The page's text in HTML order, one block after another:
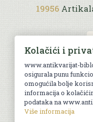
19956
Kolačići i
www.antikvarijat-
osigurala punu
omogućila bolje
informacija o
podataka na
Više informacija